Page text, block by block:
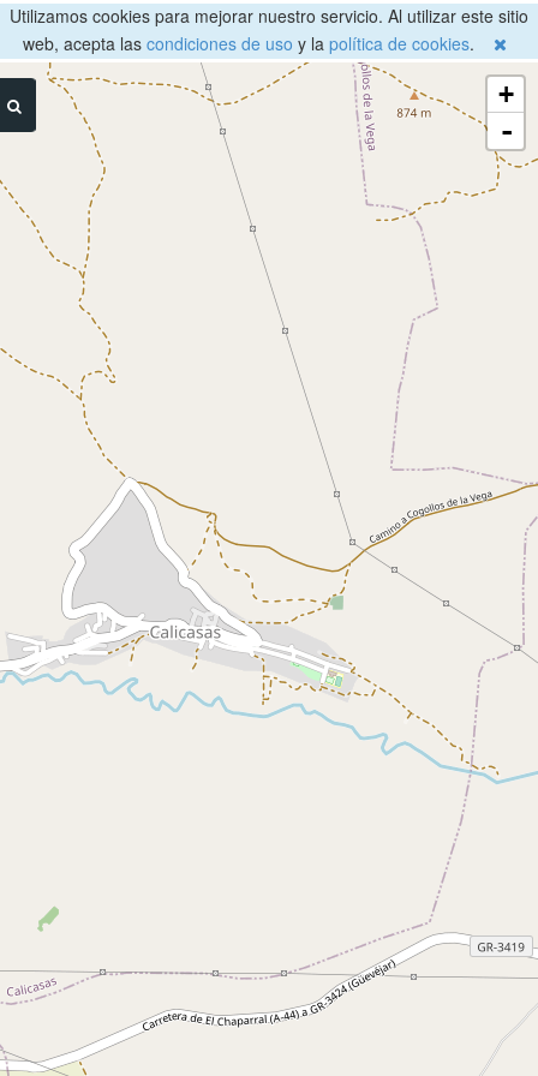
Utilizamos cookies para mejorar nuestro servicio. Al utilizar este sitio
web, acepta las condiciones de uso y la política de cookies.
+
-